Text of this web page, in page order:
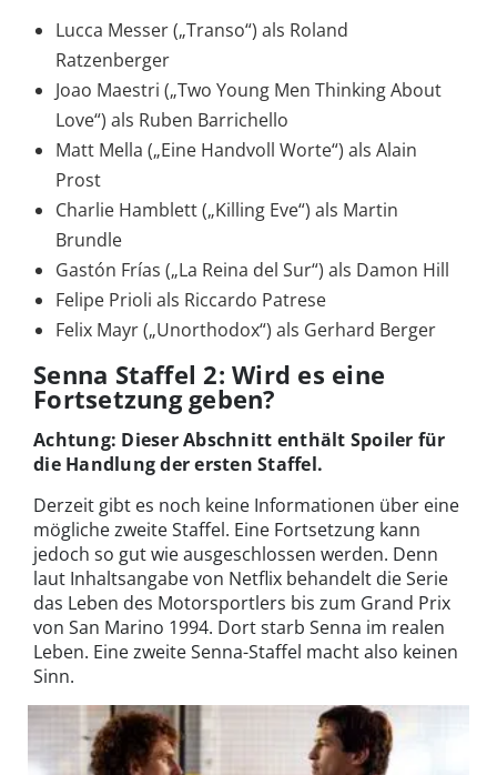
Lucca Messer („Transo“) als Roland
Ratzenberger
Joao Maestri („Two Young Men Thinking About
Love“) als Ruben Barrichello
Matt Mella („Eine Handvoll Worte“) als Alain
Prost
Charlie Hamblett („Killing Eve“) als Martin
Brundle
Gastón Frías („La Reina del Sur“) als Damon Hill
Felipe Prioli als Riccardo Patrese
Felix Mayr („Unorthodox“) als Gerhard Berger
Senna Staffel 2: Wird es eine
Fortsetzung geben?
Achtung: Dieser Abschnitt enthält Spoiler für
die Handlung der ersten Staffel.
Derzeit gibt es noch keine Informationen über eine
mögliche zweite Staffel. Eine Fortsetzung kann
jedoch so gut wie ausgeschlossen werden. Denn
laut Inhaltsangabe von Netflix behandelt die Serie
das Leben des Motorsportlers bis zum Grand Prix
von San Marino 1994. Dort starb Senna im realen
Leben. Eine zweite Senna-Staffel macht also keinen
Sinn.